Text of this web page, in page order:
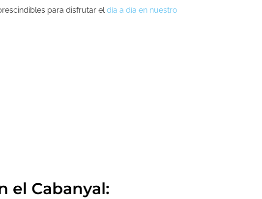
para disfrutar eldía a día en nuestro
el Cabanyal: